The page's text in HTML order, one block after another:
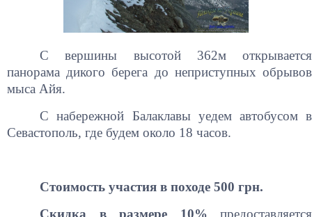
С вершины высотой 362м открывается
панорама дикого берега до неприступных обрывов
мыса Айя.
С набережной Балаклавы уедем автобусом в
Севастополь, где будем около 18 часов.
Стоимость участия в походе 500 грн.
Скидка в размере 10% предоставляется